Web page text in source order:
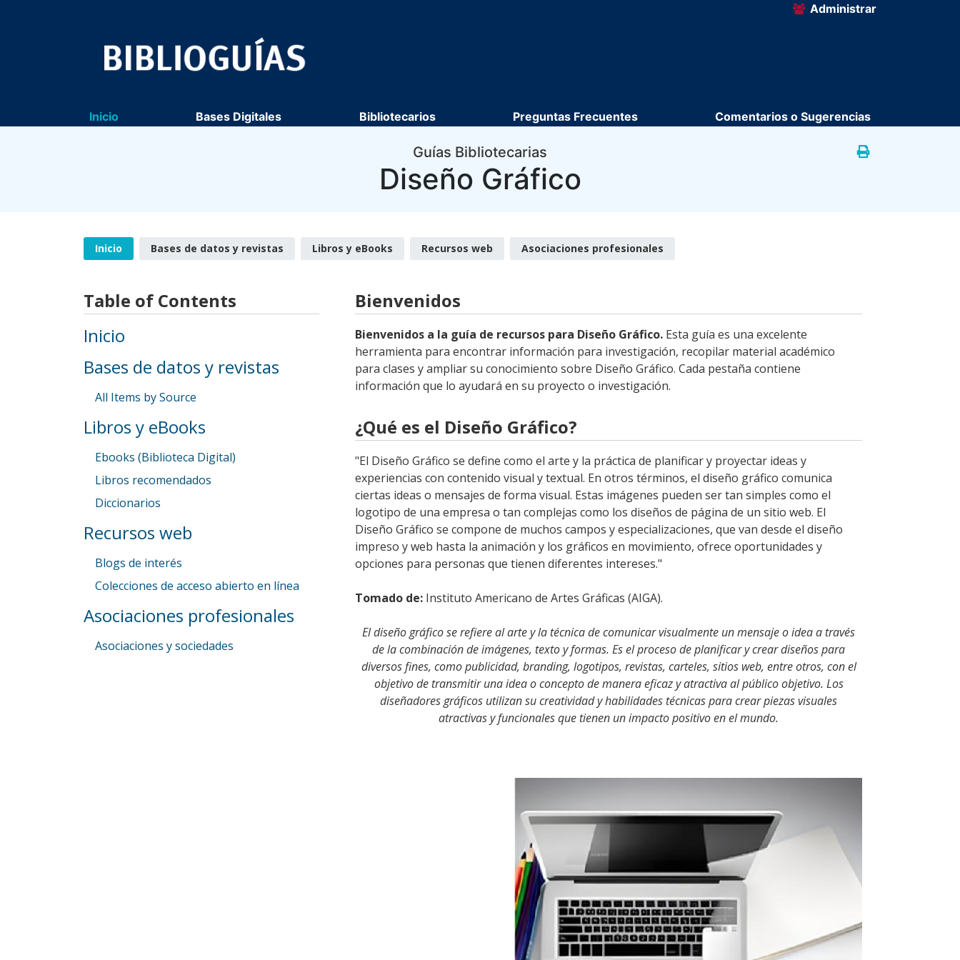
Administrar
Inicio Bases Digitales Bibliotecarios Preguntas Frecuentes Comentarios o Sugerencias
Guías Bibliotecarias
Diseño Gráfico
Inicio Bases de datos y revistas Libros y eBooks Recursos web Asociaciones profesionales
Table of Contents
Inicio
Bases de datos y revistas
All Items by Source
Libros y eBooks
Ebooks (Biblioteca Digital)
Libros recomendados
Diccionarios
Recursos web
Blogs de interés
Colecciones de acceso abierto en línea
Asociaciones profesionales
Asociaciones y sociedades
Bienvenidos
Bienvenidos a la guía de recursos para Diseño Gráfico. Esta guía es una excelente
herramienta para encontrar información para investigación, recopilar material académico
para clases y ampliar su conocimiento sobre Diseño Gráfico. Cada pestaña contiene
información que lo ayudará en su proyecto o investigación.
¿Qué es el Diseño Gráfico?
"El Diseño Gráfico se define como el arte y la práctica de planificar y proyectar ideas y
experiencias con contenido visual y textual. En otros términos, el diseño gráfico comunica
ciertas ideas o mensajes de forma visual. Estas imágenes pueden ser tan simples como el
logotipo de una empresa o tan complejas como los diseños de página de un sitio web. El
Diseño Gráfico se compone de muchos campos y especializaciones, que van desde el diseño
impreso y web hasta la animación y los gráficos en movimiento, ofrece oportunidades y
opciones para personas que tienen diferentes intereses."
Tomado de: Instituto Americano de Artes Gráficas (AIGA).
El diseño gráfico se refiere al arte y la técnica de comunicar visualmente un mensaje o idea a través
de la combinación de imágenes, texto y formas. Es el proceso de planificar y crear diseños para
diversos fines, como publicidad, branding, logotipos, revistas, carteles, sitios web, entre otros, con el
objetivo de transmitir una idea o concepto de manera eficaz y atractiva al público objetivo. Los
diseñadores gráficos utilizan su creatividad y habilidades técnicas para crear piezas visuales
atractivas y funcionales que tienen un impacto positivo en el mundo.